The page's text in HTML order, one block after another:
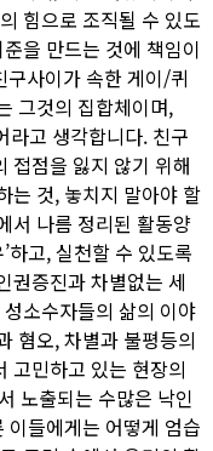
힘으로 조직될 수 있도
을 만드는 것에 책임이
사이가 속한 게이/퀴
그것의 집합체이며,
라고 생각합니다. 친구
접점을 잃지 않기 위해
는 것, 놓치지 말아야 할
서 나름 정리된 활동양
하고, 실천할 수 있도록
권증진과 차별없는 세
소수자들의 삶의 이야
혐오, 차별과 불평등의
고민하고 있는 현장의
노출되는 수많은 낙인
들에게는 어떻게 엄습